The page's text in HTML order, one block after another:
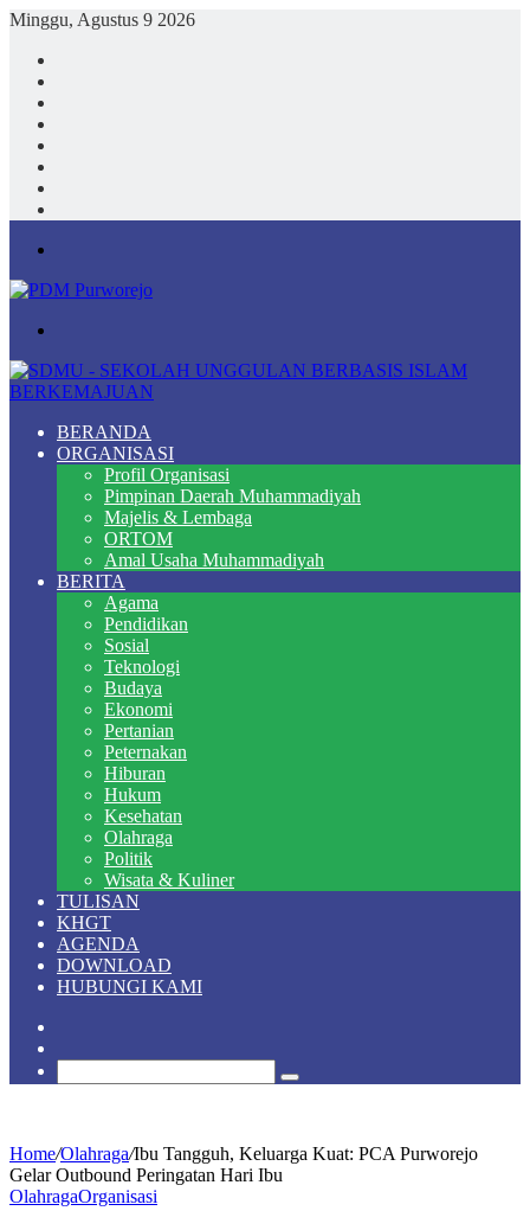
Minggu, Agustus 9 2026
BERANDA
ORGANISASI
Profil Organisasi
Pimpinan Daerah Muhammadiyah
Majelis & Lembaga
ORTOM
Amal Usaha Muhammadiyah
BERITA
Agama
Pendidikan
Sosial
Teknologi
Budaya
Ekonomi
Pertanian
Peternakan
Hiburan
Hukum
Kesehatan
Olahraga
Politik
Wisata & Kuliner
TULISAN
KHGT
AGENDA
DOWNLOAD
HUBUNGI KAMI
Search
Home/Olahraga/Ibu Tangguh, Keluarga Kuat: PCA Purworejo
Gelar Outbound Peringatan Hari Ibu
OlahragaOrganisasi